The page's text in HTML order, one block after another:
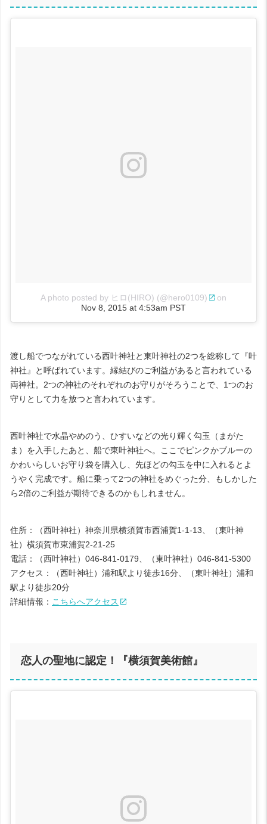
A photo posted by ヒロ(HIRO) (@hero0109)
on
Nov 8, 2015 at 4:53am PST
渡し船でつながれている西叶神社と東叶神社の2つを総称して『叶
神社』と呼ばれています。縁結びのご利益があると言われている
両神社。2つの神社のそれぞれのお守りがそろうことで、1つのお
守りとして力を放つと言われています。
西叶神社で水晶やめのう、ひすいなどの光り輝く勾玉（まがた
ま）を入手したあと、船で東叶神社へ。ここでピンクかブルーの
かわいらしいお守り袋を購入し、先ほどの勾玉を中に入れるとよ
うやく完成です。船に乗って2つの神社をめぐった分、もしかした
ら2倍のご利益が期待できるのかもしれません。
住所：（西叶神社）神奈川県横須賀市西浦賀1-1-13、（東叶神
社）横須賀市東浦賀2-21-25
電話：（西叶神社）046-841-0179、（東叶神社）046-841-5300
アクセス：（西叶神社）浦和駅より徒歩16分、（東叶神社）浦和
駅より徒歩20分
詳細情報： こちらへアクセス
恋人の聖地に認定！『横須賀美術館』